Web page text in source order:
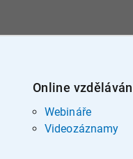
Online
Webináře
Videozáznamy